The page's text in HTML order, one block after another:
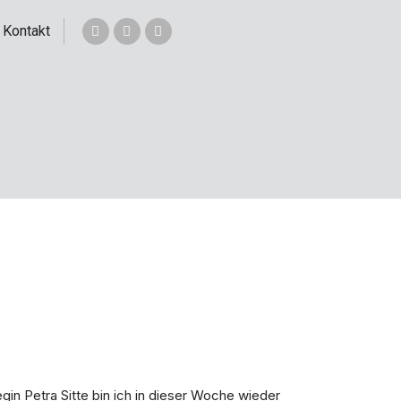
Kontakt
Petra Sitte bin ich in dieser Woche wieder